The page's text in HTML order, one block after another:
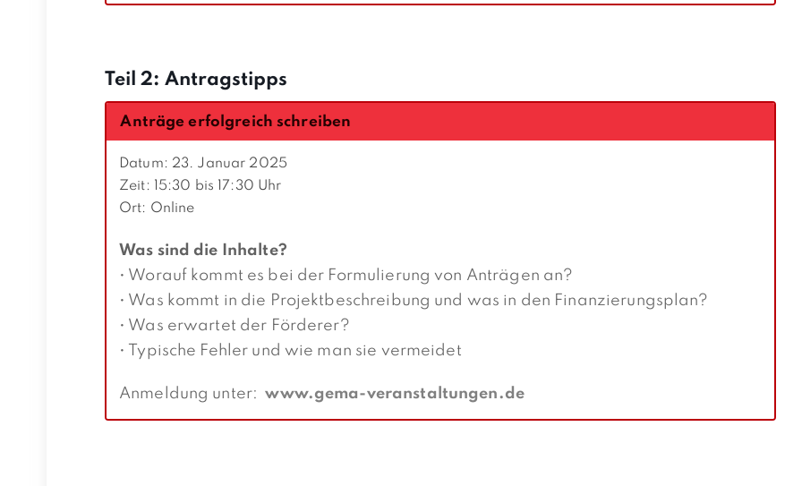
Teil 2: Antragstipps
Anträge erfolgreich schreiben
Datum: 23. Januar 2025
Zeit: 15:30 bis 17:30 Uhr
Ort: Online
Was sind die Inhalte?
• Worauf kommt es bei der Formulierung von Anträgen an?
• Was kommt in die Projektbeschreibung und was in den Finanzierungsplan?
• Was erwartet der Förderer?
• Typische Fehler und wie man sie vermeidet
Anmeldung unter:www.gema-veranstaltungen.de